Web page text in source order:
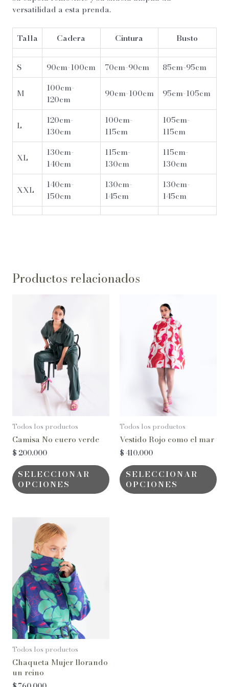
versatilidad a esta prenda.
Talla Cadera Cintura Busto
S 90cm-100cm 70cm-90cm 85cm-95cm
M
100cm-
120cm
90cm-100cm 95cm-105cm
L
120cm-
130cm
100cm-
115cm
105cm-
115cm
XL
130cm-
140cm
115cm-
130cm
115cm-
130cm
XXL
140cm-
150cm
130cm-
145cm
130cm-
145cm
Productos relacionados
Todos los productos
Camisa No cuero verde
$ 200.000
SELECCIONAR
OPCIONES
Todos los productos
Vestido Rojo como el mar
$410.000
SELECCIONAR
OPCIONES
Todos los productos
Chaqueta Mujer llorando
un reino